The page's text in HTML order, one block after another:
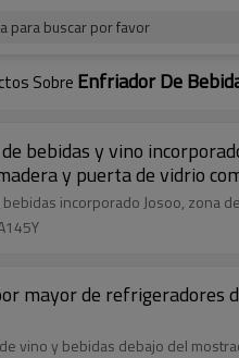
para buscar por favor
Sobre Enfriador De
bebidas y vino
y puerta de vidrio
incorporado Josoo, zona
mayor de refrigeradores
vino y bebidas debajo del